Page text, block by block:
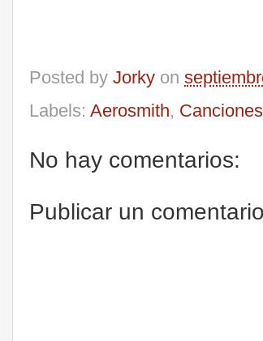
Posted by Jorky on
Labels: Aerosmith,
No hay comentarios:
Publicar un comentario